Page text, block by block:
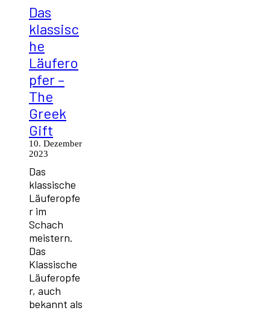
Das
klassisc
he
Läufero
pfer –
The
Greek
Gift
10. Dezember
2023
Das
klassische
Läuferopfe
r im
Schach
meistern.
Das
Klassische
Läuferopfe
r, auch
bekannt als